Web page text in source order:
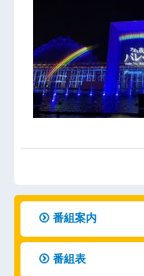
番組案内
番組表